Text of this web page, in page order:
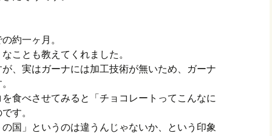
約一ヶ月。
ことも教えてくれました。
、実はガーナには加工技術が無いため、ガーナ
食べさせてみると「チョコレートってこんなに
す。
国」というのは違うんじゃないか、という印象